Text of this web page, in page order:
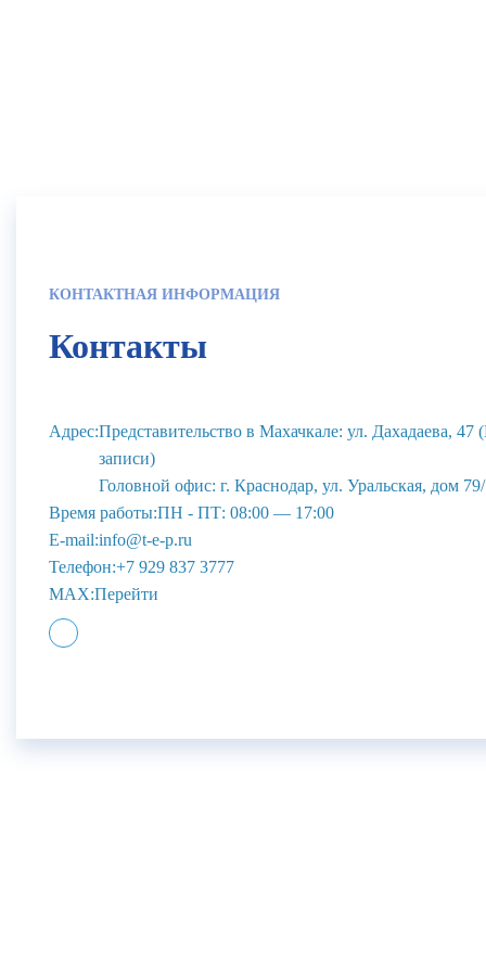
КОНТАКТНАЯ ИНФОРМАЦИЯ
Контакты
Адрес:Представительство в Махачкале: ул. Дахадаева, 47
записи)
Головной офис: г. Краснодар, ул. Уральская, дом
Время работы:ПН - ПТ: 08:00 — 17:00
E-mail:info@t-e-p.ru
Телефон:+7 929 837 3777
MAX:Перейти